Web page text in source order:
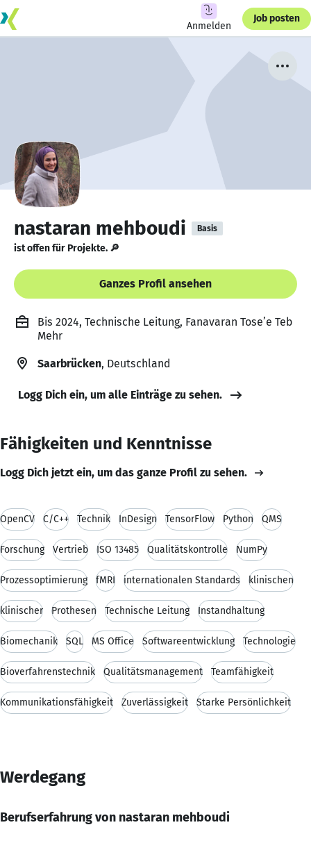
Anmelden
Job posten
nastaran mehboudi Basis
ist offen für Projekte. 🔎
Ganzes Profil ansehen
Bis 2024, Technische Leitung, Fanavaran Tose’e Teb
Mehr
Saarbrücken, Deutschland
Logg Dich ein, um alle Einträge zu sehen.
Fähigkeiten und Kenntnisse
Logg Dich jetzt ein, um das ganze Profil zu sehen.
OpenCV C/C++ Technik InDesign TensorFlow Python QMS
Forschung Vertrieb ISO 13485 Qualitätskontrolle NumPy
Prozessoptimierung fMRI internationalen Standards klinischen
klinischer Prothesen Technische Leitung Instandhaltung
Biomechanik SQL MS Office Softwareentwicklung Technologie
Bioverfahrenstechnik Qualitätsmanagement Teamfähigkeit
Kommunikationsfähigkeit Zuverlässigkeit Starke Persönlichkeit
Werdegang
Berufserfahrung von nastaran mehboudi